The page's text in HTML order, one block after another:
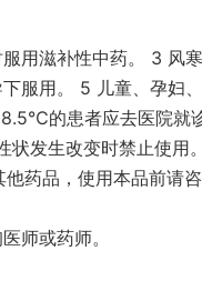
用滋补性中药。 3 风
服用。 5 儿童、孕妇
的患者应去医院就
发生改变时禁止使用
药品，使用本品前请咨
师或药师。